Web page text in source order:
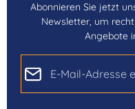
Abonnieren Sie jetzt
Newsletter, um
Angebote